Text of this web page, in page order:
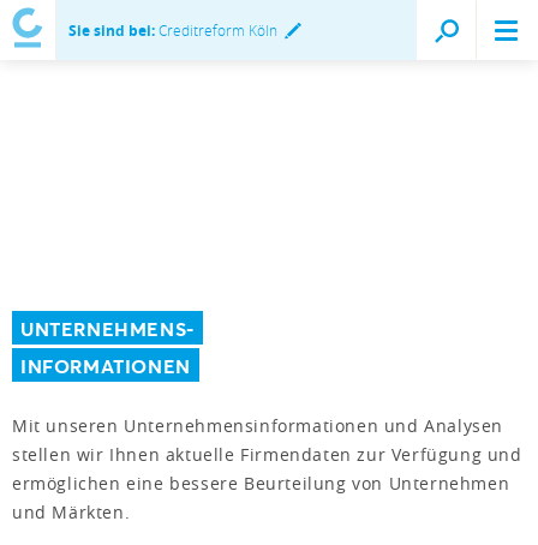
Sie sind bei:Creditreform Köln
UNTERNEHMENS-
INFORMATIONEN
Mit unseren Unternehmensinformationen und Analysen
stellen wir Ihnen aktuelle Firmendaten zur Verfügung und
ermöglichen eine bessere Beurteilung von Unternehmen
und Märkten.